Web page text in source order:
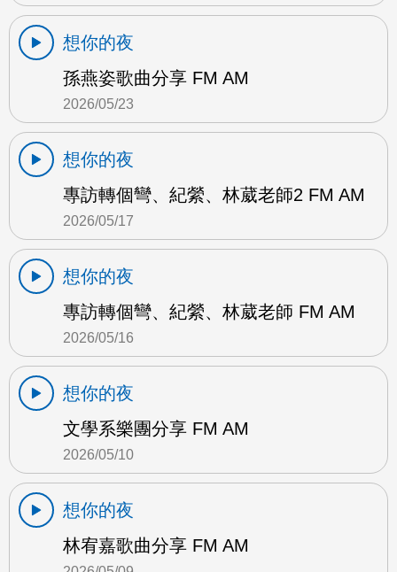
想你的夜
孫燕姿歌曲分享 FM AM
2026/05/23
想你的夜
專訪轉個彎、紀縈、林葳老師2 FM AM
2026/05/17
想你的夜
專訪轉個彎、紀縈、林葳老師 FM AM
2026/05/16
想你的夜
文學系樂團分享 FM AM
2026/05/10
想你的夜
林宥嘉歌曲分享 FM AM